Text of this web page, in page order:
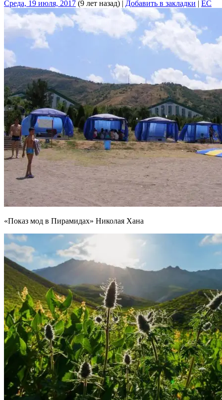
Среда, 19 июля, 2017 (9 лет назад) | Добавить в закладки | EC
«Показ мод в Пирамидах» Николая Хана